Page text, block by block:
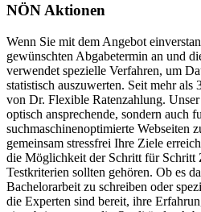
NÖN Aktionen
Wenn Sie mit dem Angebot
gewünschten Abgabetermin an und
verwendet spezielle Verfahren, um
statistisch auszuwerten. Seit mehr als
von Dr. Flexible Ratenzahlung.
optisch ansprechende, sondern auch
suchmaschinenoptimierte Webseiten
gemeinsam stressfrei Ihre Ziele
die Möglichkeit der Schritt für Schritt
Testkriterien sollten gehören. Ob es
Bachelorarbeit zu schreiben oder
die Experten sind bereit, ihre